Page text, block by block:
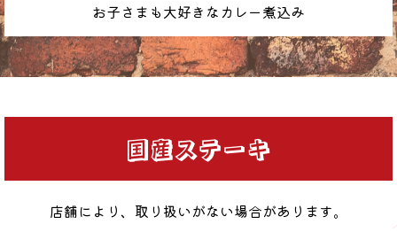
お子さまも大好きなカレー煮込み
国産ステーキ
店舗により、取り扱いがない場合があります。